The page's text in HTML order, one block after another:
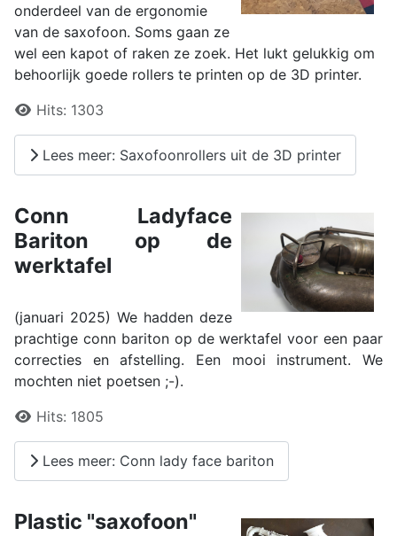
onderdeel van de ergonomie
van de saxofoon. Soms gaan ze
wel een kapot of raken ze zoek. Het lukt gelukkig om
behoorlijk goede rollers te printen op de 3D printer.
Details
Hits: 1303
Lees meer: Saxofoonrollers uit de 3D printer
Conn Ladyface
Bariton op de
werktafel
(januari 2025) We hadden deze
prachtige conn bariton op de werktafel voor een paar
correcties en afstelling. Een mooi instrument. We
mochten niet poetsen ;-).
Details
Hits: 1805
Lees meer: Conn lady face bariton
Plastic "saxofoon"